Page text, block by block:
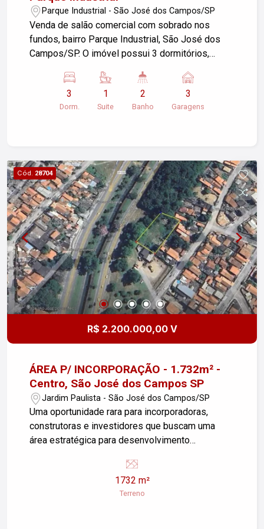
Parque Industrial - São José dos Campos/SP
Venda de salão comercial com sobrado nos
fundos, bairro Parque Industrial, São José dos
Campos/SP. O imóvel possui 3 dormitórios,
área construída de 300m², em um terreno de
315,00 m². Ideal para quem busca espaço e a
possibilidade de empreender. Não perca essa
3
Dorm.
1
Suite
2
Banho
3
Garagens
Cód. 28704
R$ 2.200.000,00 V
ÁREA P/ INCORPORAÇÃO - 1.732m² -
Centro, São José dos Campos SP
Jardim Paulista - São José dos Campos/SP
Uma oportunidade rara para incorporadoras,
construtoras e investidores que buscam uma
área estratégica para desenvolvimento
e com maior potencial de crescimento de São
Paulista, em um loteamento aprovado pela
1732 m²
Terreno